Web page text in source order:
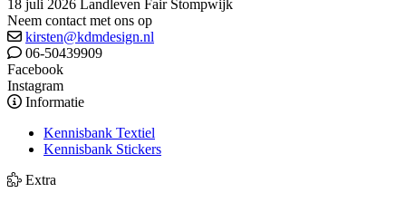
18 juli 2026 Landleven Fair Stompwijk
Neem contact met ons op
kirsten@kdmdesign.nl
06-50439909
Facebook
Instagram
Informatie
Kennisbank Textiel
Kennisbank Stickers
Extra